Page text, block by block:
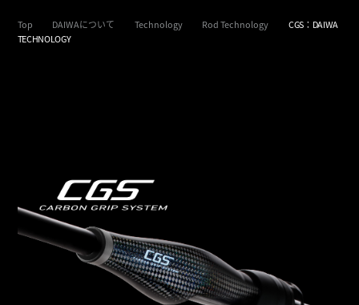
Top DAIWAについて Technology Rod Technology
CGS：DAIWA
TECHNOLOGY